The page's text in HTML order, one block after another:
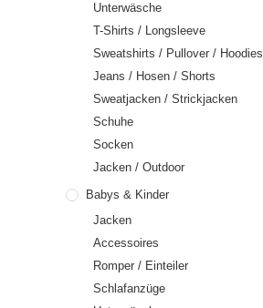
Unterwäsche
T-Shirts / Longsleeve
Sweatshirts / Pullover / Hoodies
Jeans / Hosen / Shorts
Sweatjacken / Strickjacken
Schuhe
Socken
Jacken / Outdoor
Babys & Kinder
Jacken
Accessoires
Romper / Einteiler
Schlafanzüge